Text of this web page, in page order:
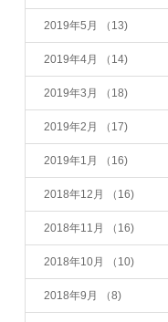
2019年5月 （13)
2019年4月 （14)
2019年3月 （18)
2019年2月 （17)
2019年1月 （16)
2018年12月 （16)
2018年11月 （16)
2018年10月 （10)
2018年9月 （8)